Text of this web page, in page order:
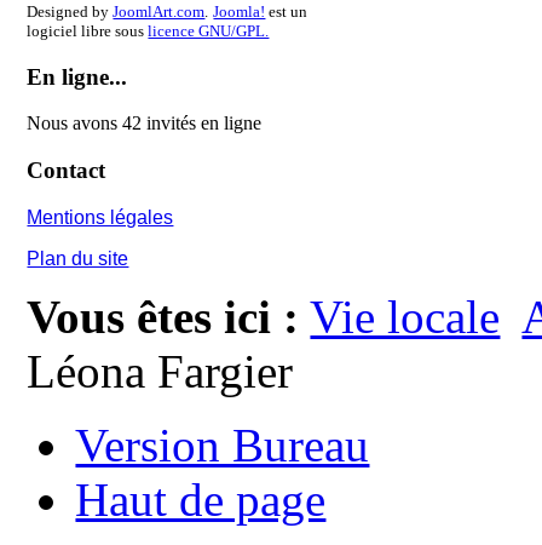
Designed byJoomlArt.com Joomla! est un
logiciel libre souslicence GNU/GPL.
En ligne...
Nous avons 42 invités en ligne
Contact
Mentions légales
Plan du site
Vous êtes ici : Vie locale
Léona Fargier
Version Bureau
Haut de page